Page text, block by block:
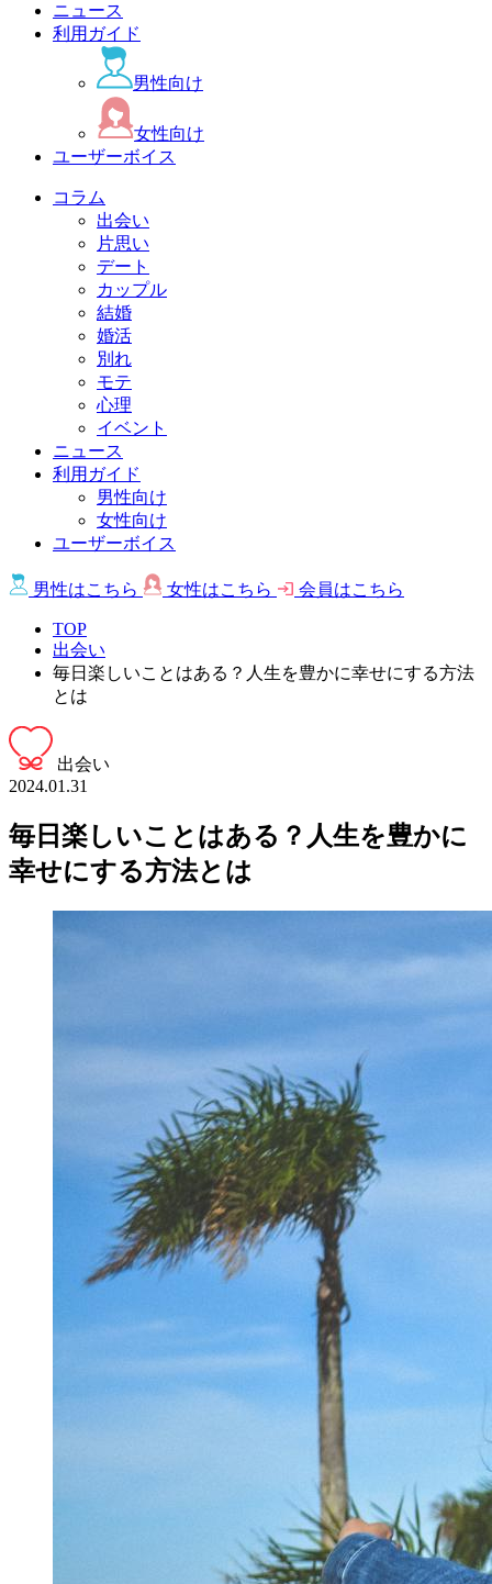
ニュース
利用ガイド
男性向け
女性向け
ユーザーボイス
コラム
出会い
片思い
デート
カップル
結婚
婚活
別れ
モテ
心理
イベント
ニュース
利用ガイド
男性向け
女性向け
ユーザーボイス
男性はこちら 女性はこちら 会員はこちら
TOP
出会い
毎日楽しいことはある？人生を豊かに幸せにする方法
とは
出会い
2024.01.31
毎日楽しいことはある？人生を豊かに
幸せにする方法とは